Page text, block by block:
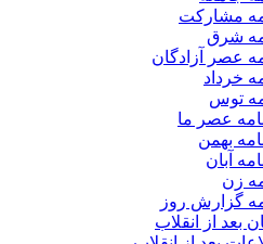
مشارکت
شرق
عصر آزادگان
خرداد
توس
عصر ما
بهمن
آبان
زن
گزارش روز
بعد از انقلاب